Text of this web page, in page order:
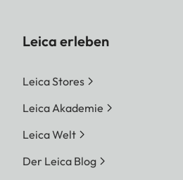
Leica erleben
Leica Stores
Leica Akademie
Leica Welt
Der Leica Blog